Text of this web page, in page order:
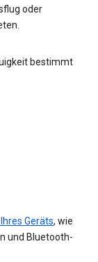
oder
bestimmt
Geräts, wie
und Bluetooth-